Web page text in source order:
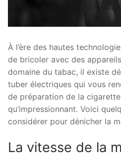
À l’ère des hautes
de bricoler avec des
domaine du tabac, il existe
tuber électriques qui vous
de préparation de la
qu’impressionnant. Voici
considérer pour dénicher la
La vitesse de la